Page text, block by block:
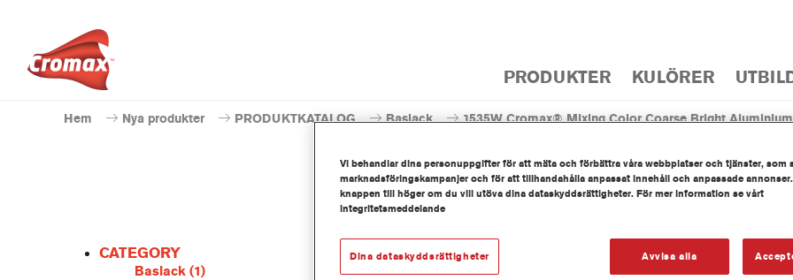
PRODUKTER KULÖRER
Hem Nya produkter PRODUKTKATALOG Baslack 1535W Cromax® Mixing Color Coarse Bright Aluminium
CATEGORY
Baslack (1)
1535W Cromax® Mixing Color
Vi behandlar dina personuppgifter för att mäta och förbättra våra webbplatser och tjänster, som
marknadsföringskampanjer och för att tillhandahålla anpassat innehåll och anpassade
knappen till höger om du vill utöva dina dataskyddsrättigheter. För mer information se vårt
integritetsmeddelande
Avvisa alla
Dina dataskyddsrättigheter